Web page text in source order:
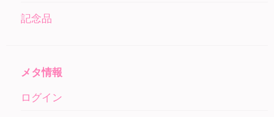
記念品
メタ情報
ログイン